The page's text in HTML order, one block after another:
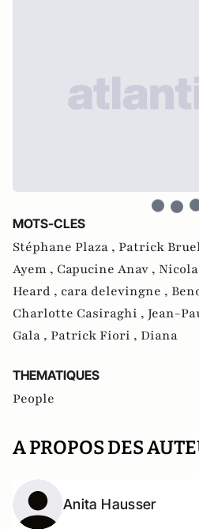
MOTS-CLES
Stéphane Plaza , Patrick
Ayem , Capucine Anav ,
Heard , cara delevingne ,
Charlotte Casiraghi , Jean-
Gala , Patrick Fiori , Diana
THEMATIQUES
People
A PROPOS DES
Anita Hausser